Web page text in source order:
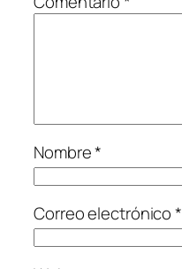
Nombre*
Correo electrónico*